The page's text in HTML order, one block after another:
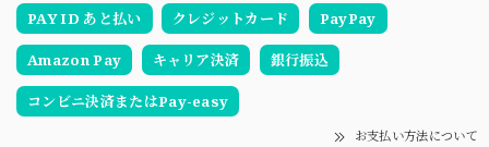
PAY ID あと払い
クレジットカード PayPay
Amazon Pay キャリア決済 銀行振込
コンビニ決済またはPay-easy
お支払い方法について